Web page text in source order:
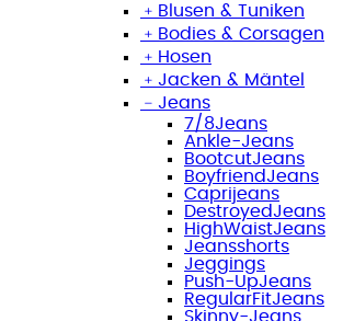
﹢ Blusen & Tuniken
﹢ Bodies & Corsagen
﹢ Hosen
﹢ Jacken & Mäntel
﹣ Jeans
7/8Jeans
Ankle-Jeans
BootcutJeans
BoyfriendJeans
Caprijeans
DestroyedJeans
HighWaistJeans
Jeansshorts
Jeggings
Push-UpJeans
RegularFitJeans
Skinny-Jeans